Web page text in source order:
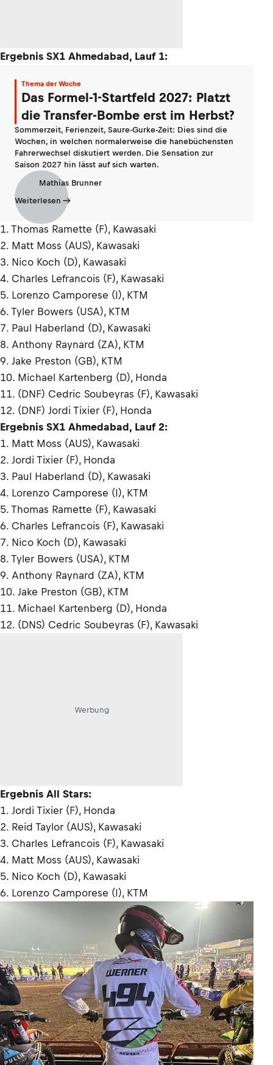
Ergebnis SX1 Ahmedabad, Lauf 1:
Thema der Woche
Das Formel-1-Startfeld 2027: Platzt
die Transfer-Bombe erst im Herbst?
Sommerzeit, Ferienzeit, Saure-Gurke-Zeit: Dies sind die
Wochen, in welchen normalerweise die hanebüchensten
Fahrerwechsel diskutiert werden. Die Sensation zur
Saison 2027 hin lässt auf sich warten.
Mathias Brunner
Weiterlesen
1. Thomas Ramette (F), Kawasaki
2. Matt Moss (AUS), Kawasaki
3. Nico Koch (D), Kawasaki
4. Charles Lefrancois (F), Kawasaki
5. Lorenzo Camporese (I), KTM
6. Tyler Bowers (USA), KTM
7. Paul Haberland (D), Kawasaki
8. Anthony Raynard (ZA), KTM
9. Jake Preston (GB), KTM
10. Michael Kartenberg (D), Honda
11. (DNF) Cedric Soubeyras (F), Kawasaki
12. (DNF) Jordi Tixier (F), Honda
Ergebnis SX1 Ahmedabad, Lauf 2:
1. Matt Moss (AUS), Kawasaki
2. Jordi Tixier (F), Honda
3. Paul Haberland (D), Kawasaki
4. Lorenzo Camporese (I), KTM
5. Thomas Ramette (F), Kawasaki
6. Charles Lefrancois (F), Kawasaki
7. Nico Koch (D), Kawasaki
8. Tyler Bowers (USA), KTM
9. Anthony Raynard (ZA), KTM
10. Jake Preston (GB), KTM
11. Michael Kartenberg (D), Honda
12. (DNS) Cedric Soubeyras (F), Kawasaki
Werbung
Ergebnis All Stars:
1. Jordi Tixier (F), Honda
2. Reid Taylor (AUS), Kawasaki
3. Charles Lefrancois (F), Kawasaki
4. Matt Moss (AUS), Kawasaki
5. Nico Koch (D), Kawasaki
6. Lorenzo Camporese (I), KTM